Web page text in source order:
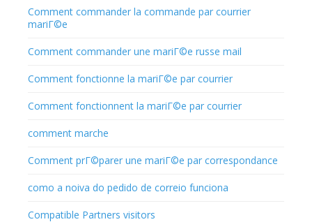
Comment commander la commande par courrier
mariГ©e
Comment commander une mariГ©e russe mail
Comment fonctionne la mariГ©e par courrier
Comment fonctionnent la mariГ©e par courrier
comment marche
Comment prГ©parer une mariГ©e par correspondance
como a noiva do pedido de correio funciona
Compatible Partners visitors